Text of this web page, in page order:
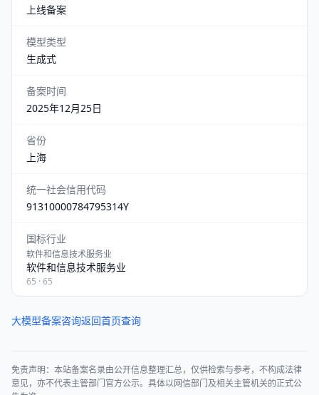
上线备案
模型类型
生成式
备案时间
2025年12月25日
省份
上海
统一社会信用代码
91310000784795314Y
国标行业
软件和信息技术服务业
软件和信息技术服务业
65 · 65
大模型备案咨询返回首页查询
免责声明：本站备案名录由公开信息整理汇总，仅供检索与参考，不构成法律
意见，亦不代表主管部门官方公示。具体以网信部门及相关主管机关的正式公